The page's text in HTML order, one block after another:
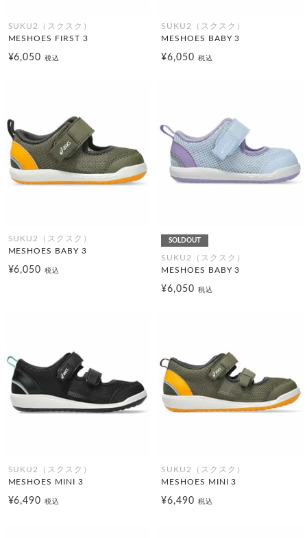
SUKU2（スクスク）
MESHOES FIRST 3
¥6,050税込
SUKU2（スクスク）
MESHOES BABY 3
¥6,050 税込
SUKU2（スクスク）
MESHOES BABY 3
¥6,050税込
SOLDOUT
SUKU2（スクスク）
MESHOES BABY 3
¥6,050 税込
SUKU2（スクスク）
MESHOES MINI 3
¥6,490税込
SUKU2（スクスク）
MESHOES MINI 3
¥6,490 税込